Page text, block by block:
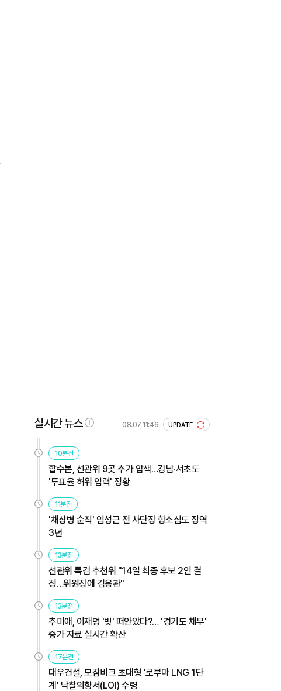
실시간 뉴스 08.07 11:46 UPDATE
10분전
합수본, 선관위 9곳 추가 압색…강남·서초도
'투표율 허위 입력' 정황
11분전
'채상병 순직' 임성근 전 사단장 항소심도 징역
3년
13분전
선관위 특검 추천위 "14일 최종 후보 2인 결
정…위원장에 김용관"
13분전
추미애, 이재명 '빚' 떠안았다?… '경기도 채무'
증가 자료 실시간 확산
17분전
대우건설, 모잠비크 초대형 '로부마 LNG 1단
계' 낙찰의향서(LOI) 수령